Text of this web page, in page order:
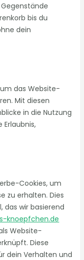
bis du
dein
das Website-
Mit diesen
in die Nutzung
Cookies, um
zu erhalten. Dies
das wir basierend
knoepfchen.de
Website-
Diese
dein Verhalten und